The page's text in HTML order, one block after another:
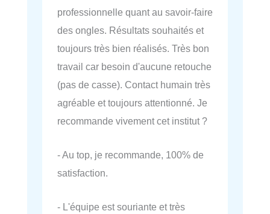
professionnelle quant au savoir-faire
des ongles. Résultats souhaités et
toujours très bien réalisés. Très bon
travail car besoin d'aucune retouche
(pas de casse). Contact humain très
agréable et toujours attentionné. Je
recommande vivement cet institut ?
- Au top, je recommande, 100% de
satisfaction.
- L'équipe est souriante et très